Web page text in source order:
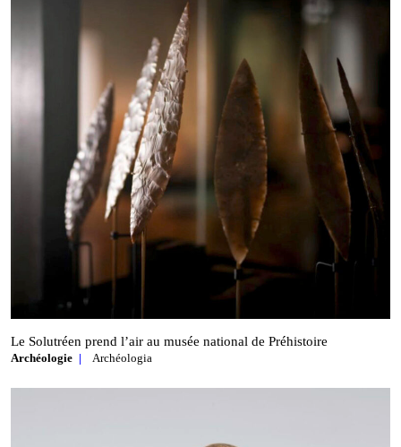
Le Solutréen prend l’air au musée national de Préhistoire
Archéologie Archéologia